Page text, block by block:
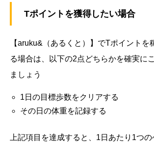
Tポイントを獲得したい場合
【aruku&（あるくと）】でTポイントを
る場合は、以下の2点どちらかを確実に
ましょう
1日の目標歩数をクリアする
その日の体重を記録する
上記項目を達成すると、1日あたり1つ